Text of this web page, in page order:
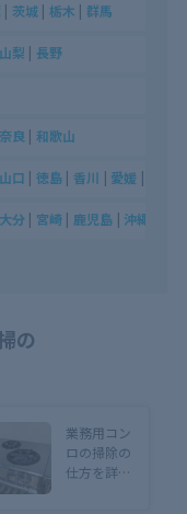
| 茨城| 栃木 |群馬
山梨 長野
奈良| 和歌山
山口 徳島|香川 愛媛
大分| 宮崎|鹿児島 沖縄
の
業務用コン
ロの掃除の
仕方を詳し